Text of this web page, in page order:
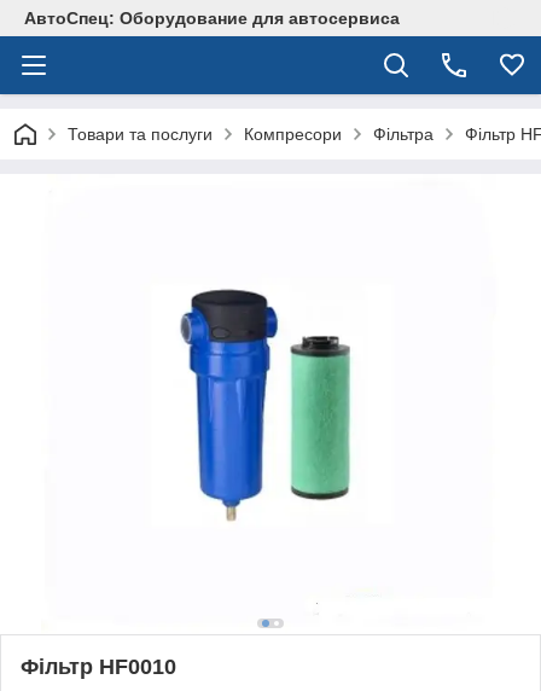
АвтоСпец: Оборудование для автосервиса
Товари та послуги Компресори Фільтра Фільтр
Фільтр HF0010